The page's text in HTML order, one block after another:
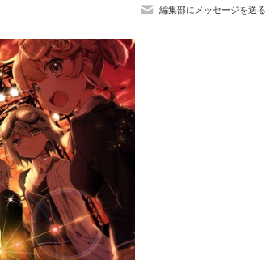
編集部にメッセージを送る